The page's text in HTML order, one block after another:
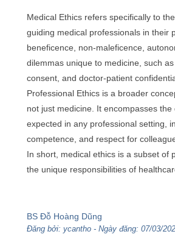
Medical Ethics refers specifically to
guiding medical professionals in their
beneficence, non-maleficence,
dilemmas unique to medicine, such
consent, and doctor-patient
Professional Ethics is a broader
not just medicine. It encompasses
expected in any professional setting,
competence, and respect for
In short, medical ethics is a subset of
the unique responsibilities of
BS Đỗ Hoàng Dũng
Đăng bởi: ycantho - Ngày đăng: 07/03/